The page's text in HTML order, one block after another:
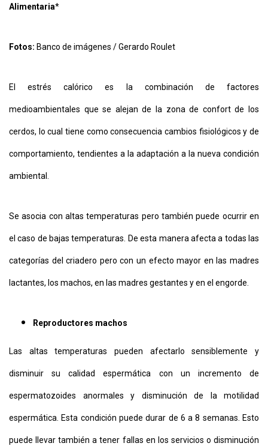
Y
PRIVACIDAD
APP
SMARTPHONE
Alimentaria*
Fotos: Banco de imágenes / Gerardo Roulet
El estrés calórico es la combinación de factores
medioambientales que se alejan de la zona de confort de los
cerdos, lo cual tiene como consecuencia cambios fisiológicos y de
comportamiento, tendientes a la adaptación a la nueva condición
ambiental.
Se asocia con altas temperaturas pero también puede ocurrir en
el caso de bajas temperaturas. De esta manera afecta a todas las
categorías del criadero pero con un efecto mayor en las madres
lactantes, los machos, en las madres gestantes y en el engorde.
Reproductores machos
Las altas temperaturas pueden afectarlo sensiblemente y
disminuir su calidad espermática con un incremento de
espermatozoides anormales y disminución de la motilidad
espermática. Esta condición puede durar de 6 a 8 semanas. Esto
puede llevar también a tener fallas en los servicios o disminución